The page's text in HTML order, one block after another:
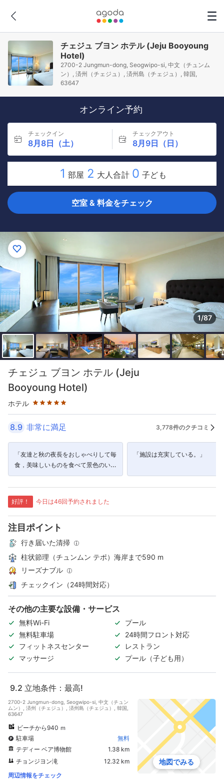
チェジュ ブヨン ホテル (Jeju Booyoung
Hotel)
2700-2 Jungmun-dong, Seogwipo-si, 中文（チュンム
ン）, 済州（チェジュ）, 済州島（チェジュ）, 韓国,
63647
オンライン予約
チェックイン
8月8日（土）
チェックアウト
8月9日（日）
1 部屋 2 大人合計 0 子ども
空室 & 料金をチェック
1/87
チェジュ ブヨン ホテル (Jeju
Booyoung Hotel)
ホテル
星評価 5つ星
8.9 非常に満足 3,778件のクチコミ
「友達と秋の夜長をおしゃべりして毎
食，美味しいものを食べて景色のいい
部屋で開放された時間を過ごすことが
できました。」
「施設は充実している。」
好評！ 今日は46回予約されました
注目ポイント
行き届いた清掃
柱状節理（チュンムン テポ）海岸まで590 m
リーズナブル
チェックイン（24時間対応）
その他の主要な設備・サービス
無料Wi-Fi
プール
無料駐車場
24時間フロント対応
フィットネスセンター
レストラン
マッサージ
プール（子ども用）
9.2 立地条件：最高!
2700-2 Jungmun-dong, Seogwipo-si, 中文（チュン
ムン）, 済州（チェジュ）, 済州島（チェジュ）, 韓国,
63647
ビーチから940 ｍ
駐車場
無料
テディー ベア博物館
1.38 km
チョンジヨン滝
12.32 km
周辺情報をチェック
地図でみる